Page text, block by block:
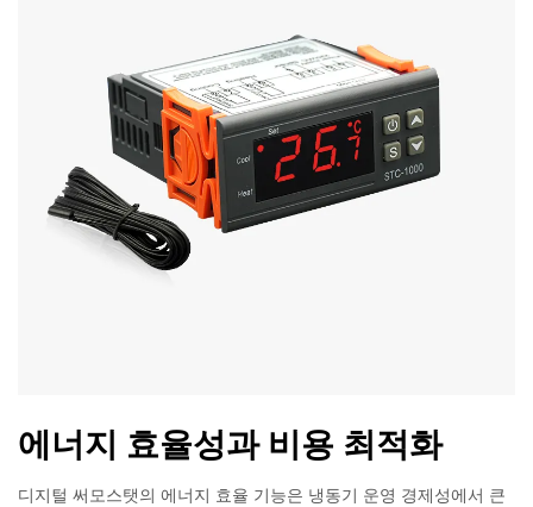
에너지 효율성과 비용 최적화
디지털 써모스탯의 에너지 효율 기능은 냉동기 운영 경제성에서 큰